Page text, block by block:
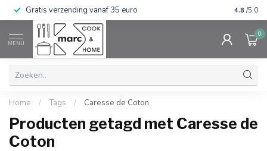
Gratis verzending vanaf 35 euro 4.8 /5.0
MENU
0
Home / Tags / Caresse de Coton
Producten getagd met Caresse de
Coton